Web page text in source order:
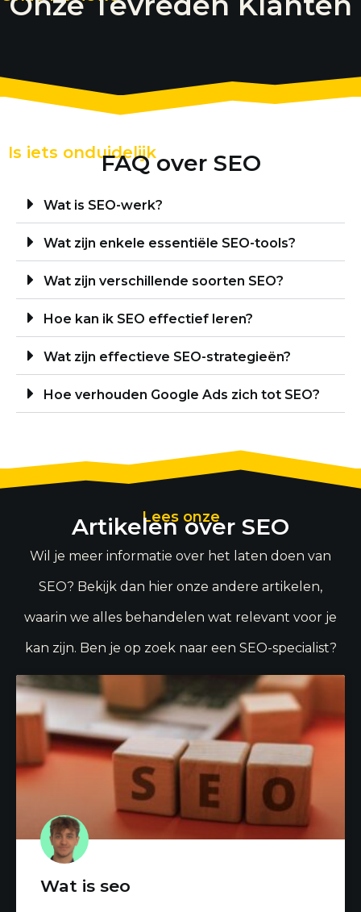
Is iets onduidelijkFAQ over SEO
Wat is SEO-werk?
Wat zijn enkele essentiële SEO-tools?
Wat zijn verschillende soorten SEO?
Hoe kan ik SEO effectief leren?
Wat zijn effectieve SEO-strategieën?
Hoe verhouden Google Ads zich tot SEO?
Lees onze
Artikelen over SEO
Wil je meer informatie over het laten doen van
SEO? Bekijk dan hier onze andere artikelen,
waarin we alles behandelen wat relevant voor je
kan zijn. Ben je op zoek naar een SEO-specialist?
Wat is seo